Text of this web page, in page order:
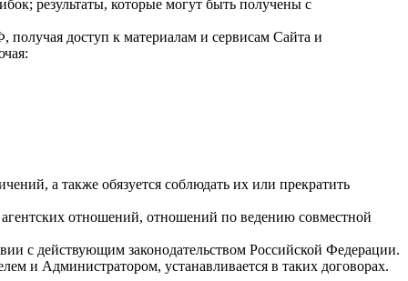
результаты, которые могут быть получены с
доступ к материалам и сервисам Сайта и
а также обязуется соблюдать их или прекратить
отношений, отношений по ведению совместной
с действующим законодательством Российской Федерации.
и Администратором, устанавливается в таких договорах.